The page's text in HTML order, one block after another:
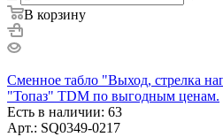
В корзину
Сменное табло "Выход, стрелка
"Топаз" TDM по выгодным ценам.
Есть в наличии: 63
Арт.: SQ0349-0217